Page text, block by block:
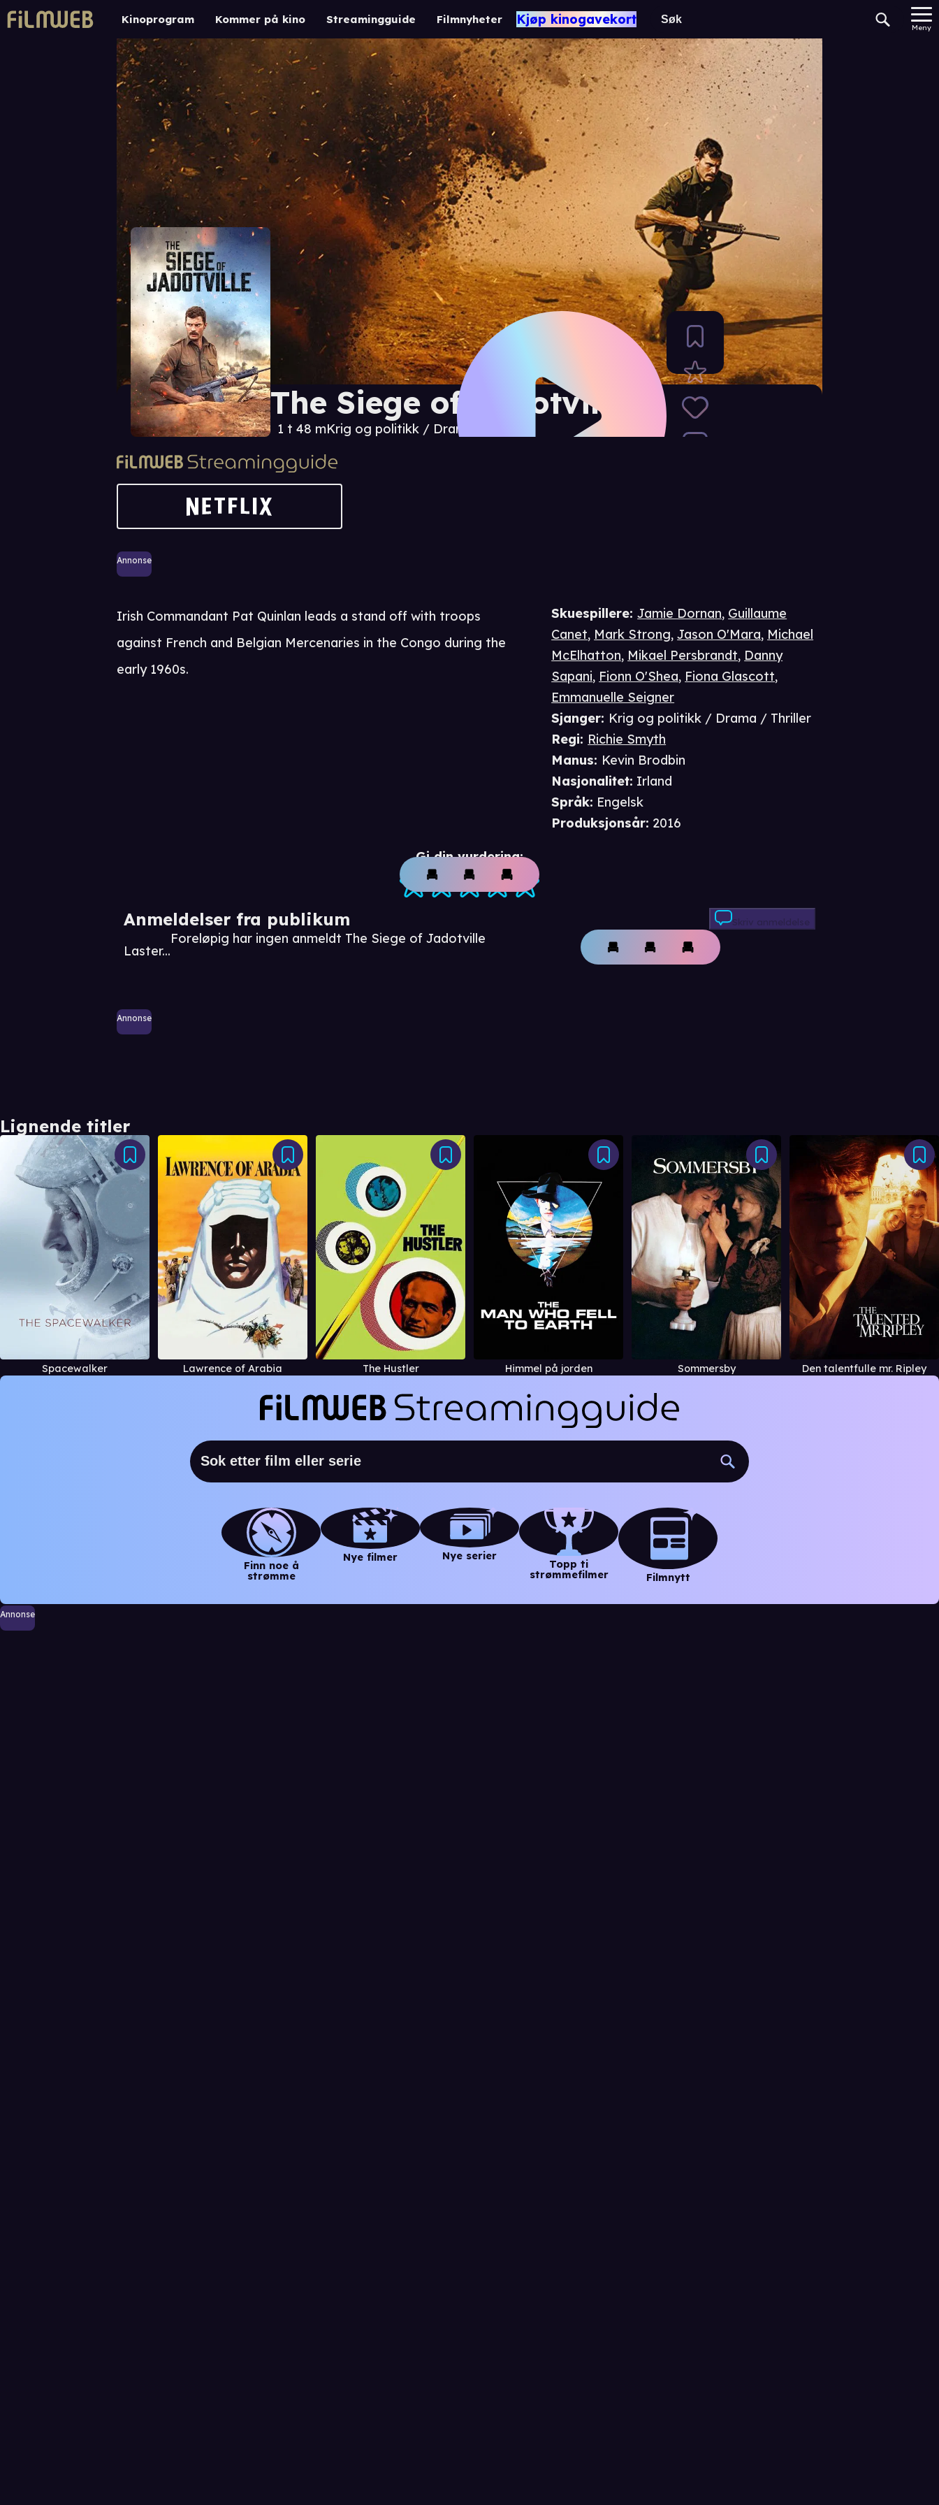
Kinoprogram Kommer på kino Streamingguide Filmnyheter Kjøp kinogavekort
Meny
The Siege of Jadotville
1 t 48 mKrig og politikk / Drama / Thriller
Annonse
Gi din vurdering:
Anmeldelser fra publikum
Laster...
Foreløpig har ingen anmeldt The Siege of Jadotville
Skriv anmeldelse
Annonse
Skuespillere:Jamie Dornan, Guillaume
Canet, Mark Strong,Jason O'Mara, Michael
McElhatton, Mikael Persbrandt, Danny
Sapani, Fionn O'Shea, Fiona Glascott,
Emmanuelle Seigner
Sjanger: Krig og politikk / Drama / Thriller
Regi: Richie Smyth
Manus: Kevin Brodbin
Nasjonalitet: Irland
Språk: Engelsk
Produksjonsår: 2016
Irish Commandant Pat Quinlan leads a stand off with troops
against French and Belgian Mercenaries in the Congo during the
early 1960s.
Lignende titler
Spacewalker Lawrence of Arabia The Hustler Himmel på jorden Sommersby Den talentfulle mr. Ripley
Finn noe å
strømme
Nye filmer Nye serier
Topp ti
strømmefilmer
Filmnytt
Annonse